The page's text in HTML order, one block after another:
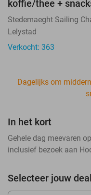
koffie/thee +
Stedemaeght Sailing
Lelystad
Verkocht: 363
Dagelijks om
In het kort
Gehele dag meevaren
inclusief bezoek aan
Selecteer jouw deal